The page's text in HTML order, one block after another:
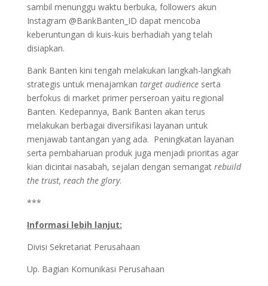
sambil menunggu waktu berbuka, followers akun
Instagram @BankBanten_ID dapat mencoba
keberuntungan di kuis-kuis berhadiah yang telah
disiapkan.
Bank Banten kini tengah melakukan langkah-langkah
strategis untuk menajamkan target audienceserta
berfokus di market primer perseroan yaitu regional
Banten. Kedepannya, Bank Banten akan terus
melakukan berbagai diversifikasi layanan untuk
menjawab tantangan yang ada. Peningkatan layanan
serta pembaharuan produk juga menjadi prioritas agar
kian dicintai nasabah, sejalan dengan semangat rebuild
the trust, reach the glory.
***
Informasi lebih lanjut:
Divisi Sekretariat Perusahaan
Up. Bagian Komunikasi Perusahaan